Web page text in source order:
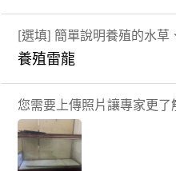
[選填] 簡單說明養殖的水草
養殖雷龍
您需要上傳照片讓專家更了